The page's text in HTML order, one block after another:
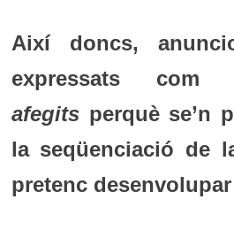
Així doncs,
expressats
afegitsperquè se’n
la seqüenciació de
pretenc